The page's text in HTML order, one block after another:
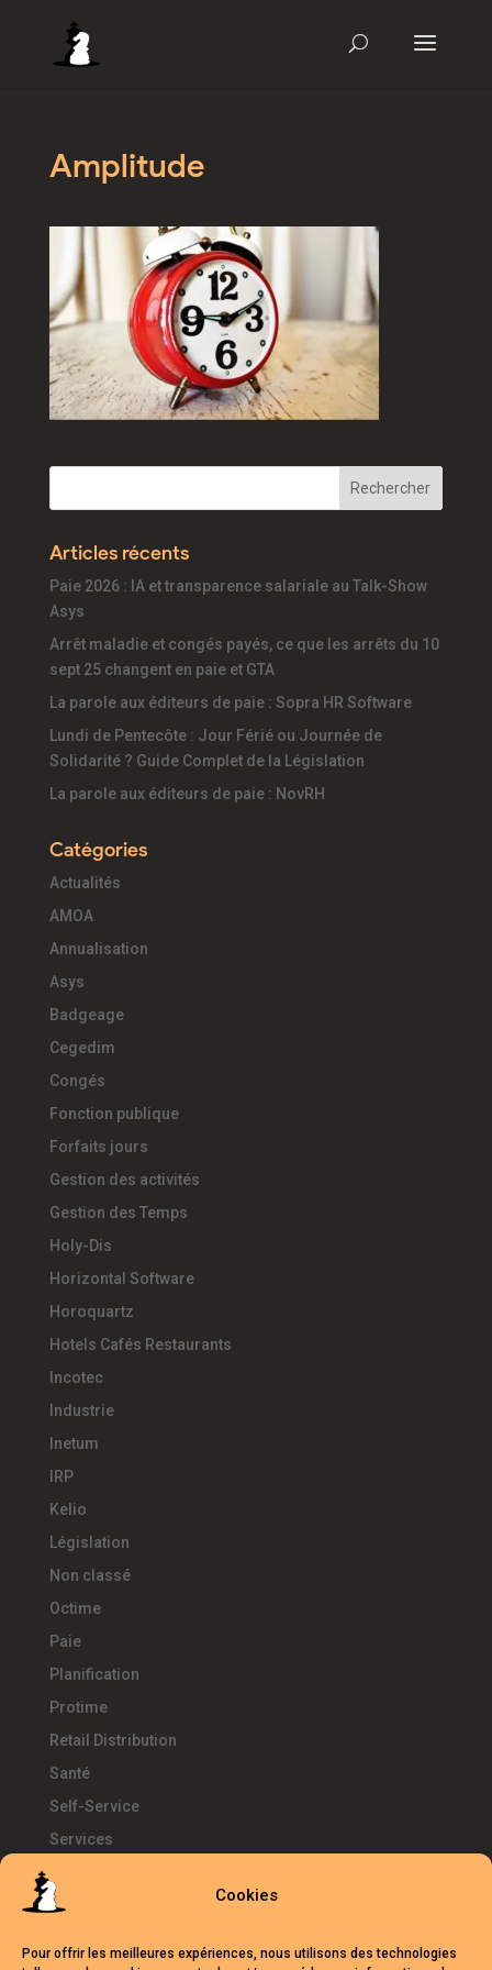
Cookies
Pour offrir les meilleures expériences, nous utilisons des technologies
Amplitude
Articles récents
Paie 2026 : IA et transparence salariale au Talk-Show
Asys
Arrêt maladie et congés payés, ce que les arrêts du 10
sept 25 changent en paie et GTA
La parole aux éditeurs de paie : Sopra HR Software
Lundi de Pentecôte : Jour Férié ou Journée de
Solidarité ? Guide Complet de la Législation
La parole aux éditeurs de paie : NovRH
Catégories
Actualités
AMOA
Annualisation
Asys
Badgeage
Cegedim
Congés
Fonction publique
Forfaits jours
Gestion des activités
Gestion des Temps
Holy-Dis
Horizontal Software
Horoquartz
Hotels Cafés Restaurants
Incotec
Industrie
Inetum
IRP
Kelio
Législation
Non classé
Octime
Paie
Planification
Protime
Retail Distribution
Santé
Self-Service
Services
Télétravail